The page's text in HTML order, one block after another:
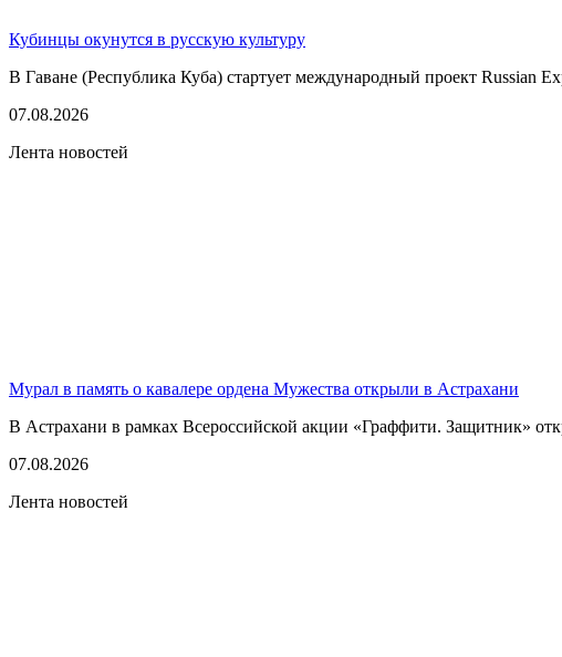
Кубинцы окунутся в русскую культуру
В Гаване (Республика Куба) стартует международный проект Russian
07.08.2026
Лента новостей
Мурал в память о кавалере ордена Мужества открыли в Астрахани
В Астрахани в рамках Всероссийской акции «Граффити. Защитник»
07.08.2026
Лента новостей